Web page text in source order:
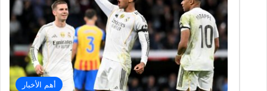
أهم الأخبار